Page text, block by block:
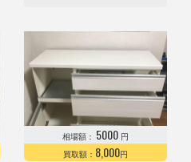
相場額： 5000 円
買取額： 8,000円